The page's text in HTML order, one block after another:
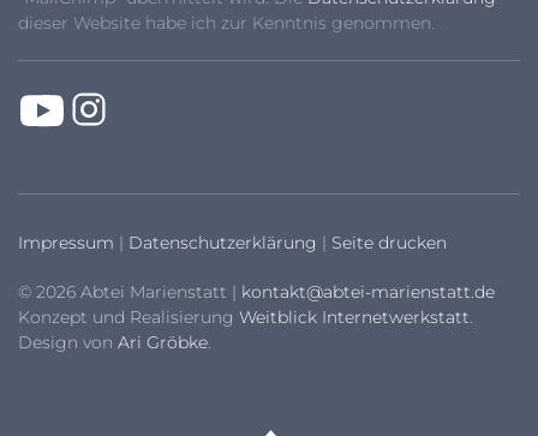
dieser Website habe ich zur Kenntnis genommen.
Impressum | Datenschutzerklärung | Seite drucken
© 2026 Abtei Marienstatt | kontakt@abtei-marienstatt.de
Konzept und Realisierung Weitblick Internetwerkstatt.
Design von Ari Gröbke.